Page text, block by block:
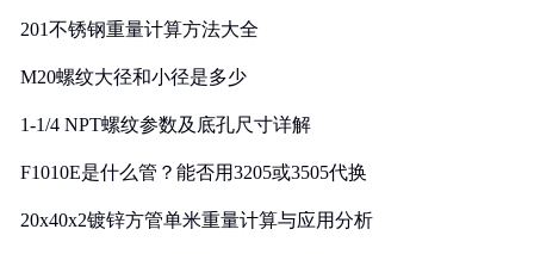
201不锈钢重量计算方法大全
M20螺纹大径和小径是多少
1-1/4 NPT螺纹参数及底孔尺寸详解
F1010E是什么管？能否用3205或3505代换
20x40x2镀锌方管单米重量计算与应用分析